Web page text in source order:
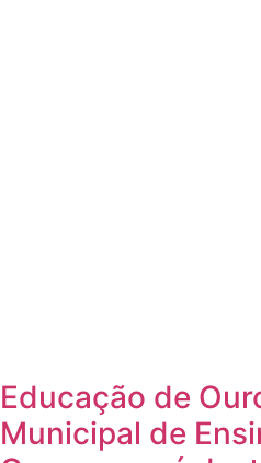
Educação de
Municipal de